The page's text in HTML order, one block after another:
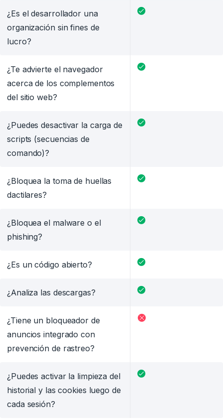
¿Es el desarrollador una
organización sin fines de
lucro?
¿Te advierte el navegador
acerca de los complementos
del sitio web?
¿Puedes desactivar la carga de
scripts (secuencias de
comando)?
¿Bloquea la toma de huellas
dactilares?
¿Bloquea el malware o el
phishing?
¿Es un código abierto?
¿Analiza las descargas?
¿Tiene un bloqueador de
anuncios integrado con
prevención de rastreo?
¿Puedes activar la limpieza del
historial y las cookies luego de
cada sesión?